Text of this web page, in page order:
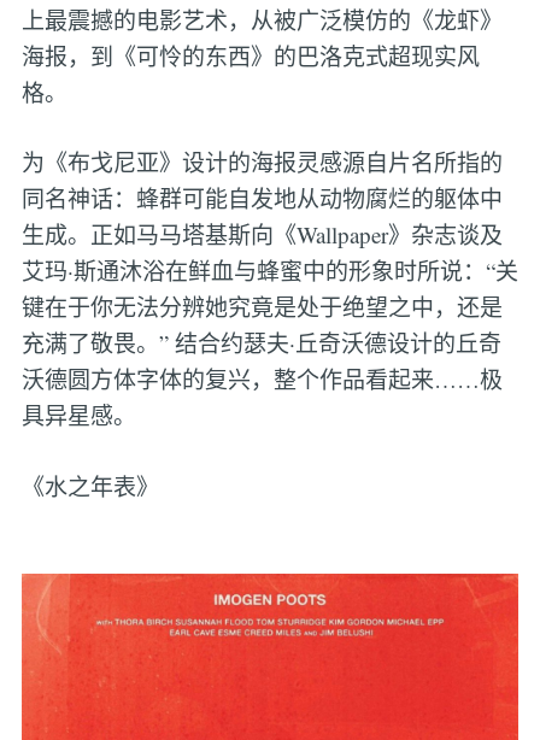
上最震撼的电影艺术，从被广泛模仿的《龙虾》
海报，到《可怜的东西》的巴洛克式超现实风
格。
为《布戈尼亚》设计的海报灵感源自片名所指的
同名神话：蜂群可能自发地从动物腐烂的躯体中
生成。正如马马塔基斯向《Wallpaper》杂志谈及
艾玛·斯通沐浴在鲜血与蜂蜜中的形象时所说：“关
键在于你无法分辨她究竟是处于绝望之中，还是
充满了敬畏。” 结合约瑟夫·丘奇沃德设计的丘奇
沃德圆方体字体的复兴，整个作品看起来……极
具异星感。
《水之年表》